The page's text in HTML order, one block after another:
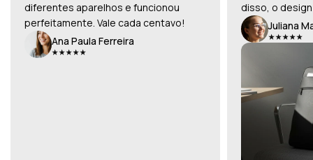
diferentes aparelhos e funcionou
perfeitamente. Vale cada centavo!
Ana Paula Ferreira
disso, o
Juliana